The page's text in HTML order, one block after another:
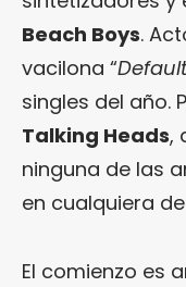
Beach Boys.
vacilona “
singles del año.
Talking Heads,
ninguna de las
en cualquiera
El comienzo es